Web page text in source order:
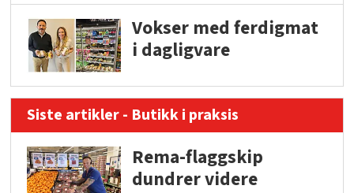
Vokser med ferdigmat
i dagligvare
Siste artikler - Butikk i praksis
Rema-flaggskip
dundrer videre